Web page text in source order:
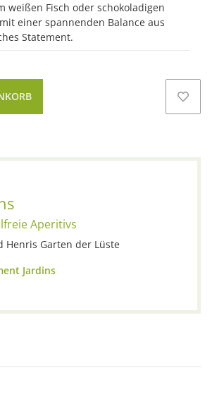
weißen Fisch oder schokoladigen
einer spannenden Balance aus
Statement.
Aperitivs
Henris Garten der Lüste
Jardins